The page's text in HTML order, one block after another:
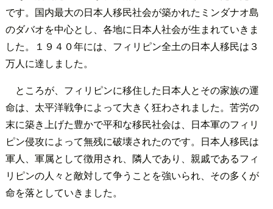
です。国内最大の日本人移民社会が築かれたミンダナオ島
のダバオを中心とし、各地に日本人社会が生まれていきま
した。１９４０年には、フィリピン全土の日本人移民は３
万人に達しました。
ところが、フィリピンに移住した日本人とその家族の運
命は、太平洋戦争によって大きく狂わされました。苦労の
末に築き上げた豊かで平和な移民社会は、日本軍のフィリ
ピン侵攻によって無残に破壊されたのです。日本人移民は
軍人、軍属として徴用され、隣人であり、親戚であるフィ
リピンの人々と敵対して争うことを強いられ、その多くが
命を落としていきました。